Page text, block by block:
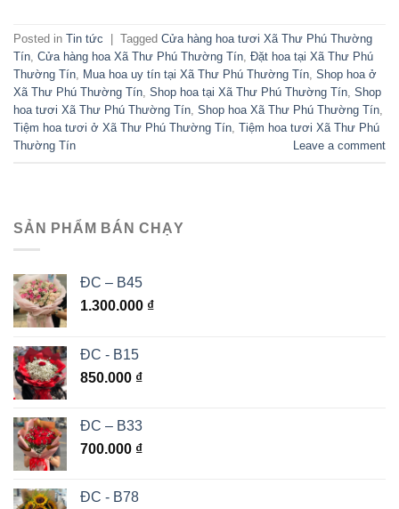
Posted in Tin tức Tagged Cửa hàng hoa tươi Xã Thư Phú Thường
Tín Cửa hàng hoa Xã Thư Phú Thường Tín Đặt hoa tại Xã Thư Phú
Thường Tín
Mua hoa uy tín tại Xã Thư Phú Thường Tín Shop hoa ở
Xã Thư Phú Thường Tín Shop hoa tại Xã Thư Phú Thường Tín Shop
hoa tươi Xã Thư Phú Thường Tín Shop hoa Xã Thư Phú Thường Tín
Tiệm hoa tươi ở Xã Thư Phú Thường Tín Tiệm hoa tươi Xã Thư Phú
Thường Tín
Leave a comment
SẢN PHẨM BÁN CHẠY
ĐC – B45
1.300.000 ₫
ĐC - B15
850.000 ₫
ĐC – B33
700.000 ₫
ĐC - B78